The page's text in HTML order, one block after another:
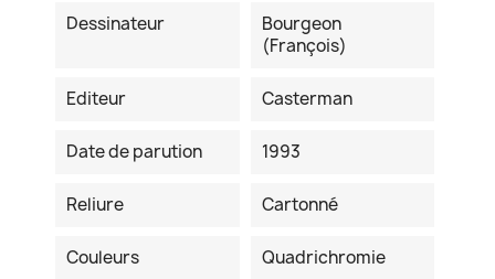
Dessinateur
Bourgeon
(François)
Editeur Casterman
Date de parution 1993
Reliure Cartonné
Couleurs Quadrichromie